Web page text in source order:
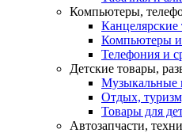
Компьютеры,
Канцелярские
Компьютеры и
Телефония и
Детские товары,
Музыкальные
Отдых,
Товары для
Автозапчасти,